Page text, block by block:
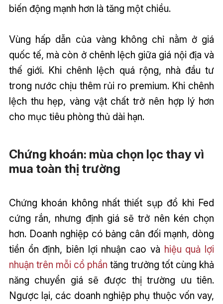
biến động mạnh hơn là tăng một chiều.
Vùng hấp dẫn của vàng không chỉ nằm ở giá
quốc tế, mà còn ở chênh lệch giữa giá nội địa và
thế giới. Khi chênh lệch quá rộng, nhà đầu tư
trong nước chịu thêm rủi ro premium. Khi chênh
lệch thu hẹp, vàng vật chất trở nên hợp lý hơn
cho mục tiêu phòng thủ dài hạn.
Chứng khoán: mùa chọn lọc thay vì
mua toàn thị trường
Chứng khoán không nhất thiết sụp đổ khi Fed
cứng rắn, nhưng định giá sẽ trở nên kén chọn
hơn. Doanh nghiệp có bảng cân đối mạnh, dòng
tiền ổn định, biên lợi nhuận cao và hiệu quả lợi
nhuận trên mỗi cổ phần tăng trưởng tốt cùng khả
năng chuyển giá sẽ được thị trường ưu tiên.
Ngược lại, các doanh nghiệp phụ thuộc vốn vay,